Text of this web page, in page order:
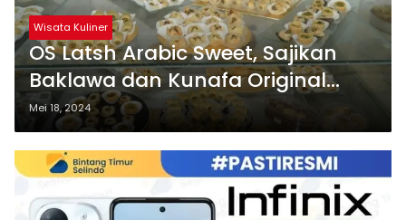
Wisata Kuliner
OS Latsh Arabic Sweet, Sajikan
Baklawa dan Kunafa Original
Syria
Mei 18, 2024